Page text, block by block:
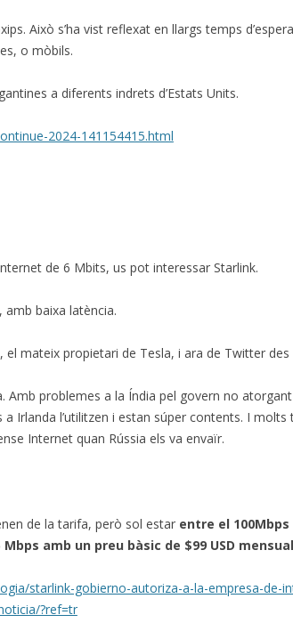
Això s’ha vist reflexat en llargs temps
o mòbils.
a diferents indrets d’Estats Units.
2024-141154415.html
de 6 Mbits, us pot interessar Starlink.
baixa latència.
el mateix propietari de Tesla, i ara de Twitter
Amb problemes a la Índia pel govern no
Irlanda l’utilitzen i estan súper contents. I molts
Internet quan Rússia els va envaïr.
de la tarifa, però sol estar entre el 100Mbps
amb un preu bàsic de $99 USD
starlink-gobierno-autoriza-a-la-empresa-de-
?ref=tr